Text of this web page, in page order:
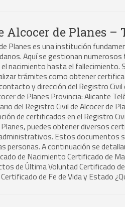
Alcocer de Planes –
Planes es una institución
Aquí se gestionan
nacimiento hasta el fallecimiento.
trámites como obtener
y dirección del Registro Civil
de Planes Provincia: Alicante
del Registro Civil de Alcocer de
de certificados en el Registro
puedes obtener diversos
Estos documentos
personas. A continuación se
de Nacimiento Certificado de
de Última Voluntad Certificado
de Fe de Vida y Estado